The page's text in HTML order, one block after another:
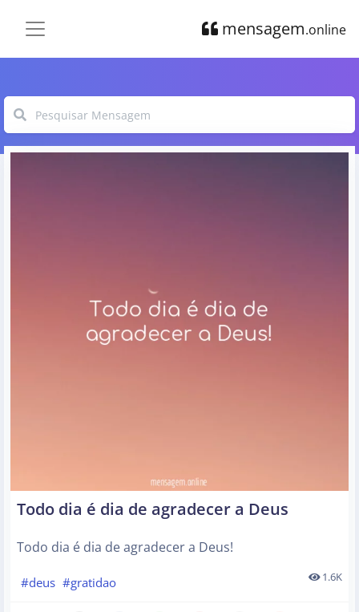
mensagem.online
Todo dia é dia de agradecer a Deus
Todo dia é dia de agradecer a Deus!
#deus #gratidao 1.6K